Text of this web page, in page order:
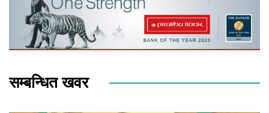
सम्बन्धित खवर